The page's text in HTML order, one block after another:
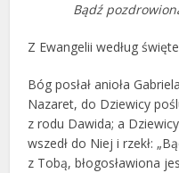
Bądź
Z Ewangelii według
Bóg posłał anioła
Nazaret, do Dziewicy
z rodu Dawida; a
wszedł do Niej i rzekł:
z Tobą, błogosławiona